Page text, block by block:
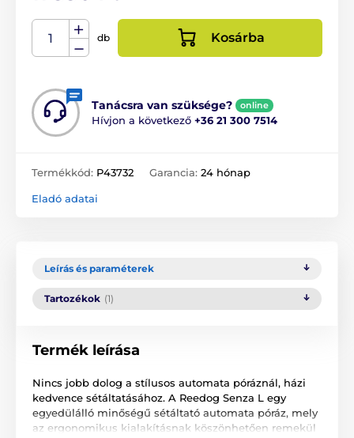
db Kosárba
Tanácsra van szüksége? online
Hívjon a következő +36 21 300 7514
Termékkód: P43732 Garancia: 24 hónap
Eladó adatai
Leírás és paraméterek
Tartozékok (1)
Termék leírása
Nincs jobb dolog a stílusos automata póráznál, házi
kedvence sétáltatásához. A Reedog Senza L egy
egyedülálló minőségű sétáltató automata póráz, mely
az ergonomikus kialakításnak köszönhetően remekül